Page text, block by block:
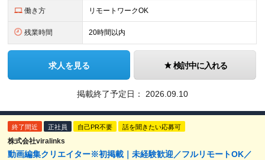
働き方 リモートワークOK
残業時間 20時間以内
求人を見る 検討中に入れる
掲載終了予定日： 2026.09.10
終了間近 正社員 自己PR不要 話を聞きたい応募可
株式会社viralinks
動画編集クリエイター※初掲載｜未経験歓迎／フルリモートOK／